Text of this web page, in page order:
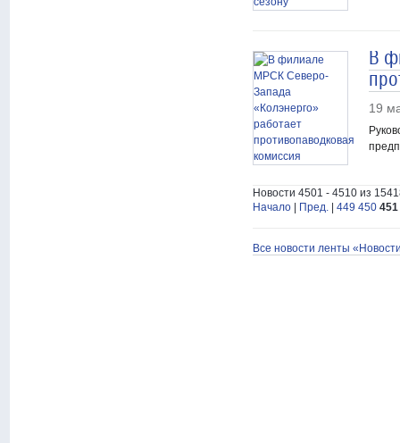
В
19
Новости 4501 - 4510 из
Начало
Пред. 449 450 451
Все новости ленты